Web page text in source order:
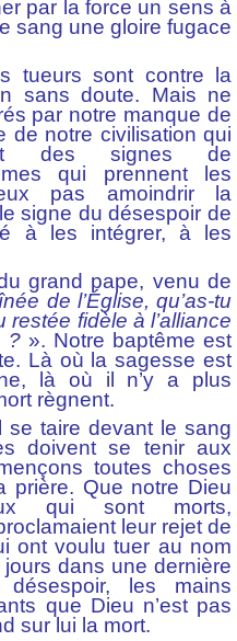
par la force un sens à
sang une gloire fugace
sont contre la
sans doute. Mais ne
par notre manque de
de notre civilisation qui
des signes de
qui prennent les
pas amoindrir la
signe du désespoir de
à les intégrer, à les
pape, venu de
de l’Église, qu’as-tu
fidèle à l’alliance
?». Notre baptême est
Là où la sagesse est
là où il n’y a plus
règnent.
taire devant le sang
doivent se tenir aux
toutes choses
prière. Que notre Dieu
qui sont morts,
leur rejet de
ont voulu tuer au nom
dans une dernière
les mains
que Dieu n’est pas
sur lui la mort.